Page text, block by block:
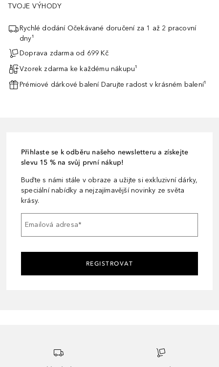
TVOJE VÝHODY
Rychlé dodání Očekávané doručení za 1 až 2 pracovní
dny¹
Doprava zdarma od 699 Kč
Vzorek zdarma ke každému nákupu¹
Prémiové dárkové balení Darujte radost v krásném balení¹
Přihlaste se k odběru našeho newsletteru a získejte
slevu 15 % na svůj první nákup!
Buďte s námi stále v obraze a užijte si exkluzivní dárky,
speciální nabídky a nejzajímavější novinky ze světa
krásy.
Emailová adresa*
REGISTROVAT